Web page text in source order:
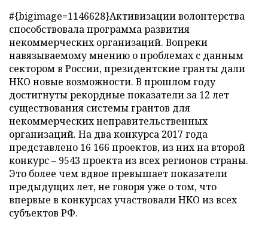
#{bigimage=1146628}Активизации волонтерства
способствовала программа развития
некоммерческих организаций. Вопреки
навязываемому мнению о проблемах с данным
сектором в России, президентские гранты дали
НКО новые возможности. В прошлом году
достигнуты рекордные показатели за 12 лет
существования системы грантов для
некоммерческих неправительственных
организаций. На два конкурса 2017 года
представлено 16 166 проектов, из них на второй
конкурс – 9543 проекта из всех регионов страны.
Это более чем вдвое превышает показатели
предыдущих лет, не говоря уже о том, что
впервые в конкурсах участвовали НКО из всех
субъектов РФ.